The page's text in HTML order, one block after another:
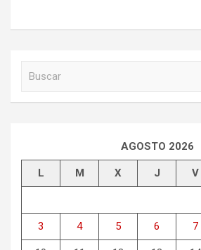
AGOSTO 2026
L M X J V
3 4 5 6 7